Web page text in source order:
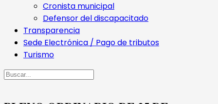
Cronista municipal
Defensor del discapacitado
Transparencia
Sede Electrónica / Pago de tributos
Turismo
Buscar